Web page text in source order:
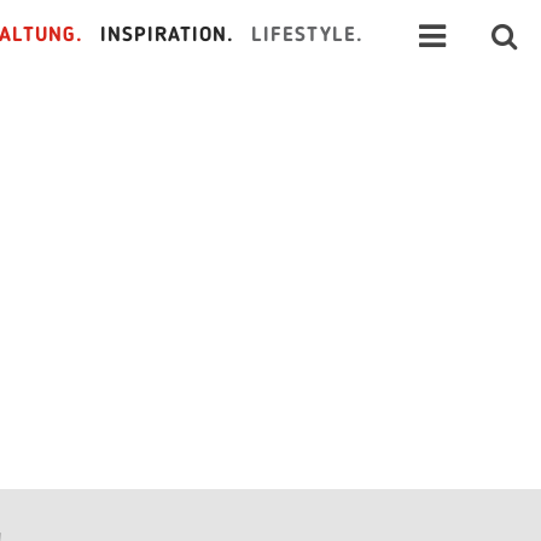
INSPIRATION. LIFESTYLE.